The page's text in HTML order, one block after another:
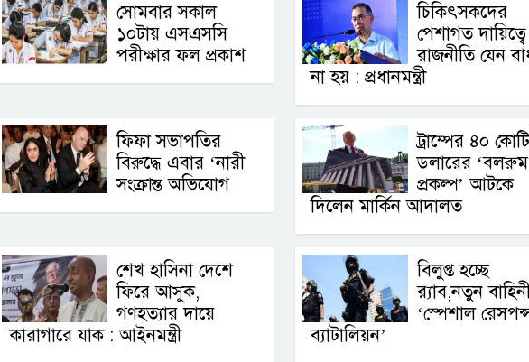
সোমবার সকাল
১০টায় এসএসসি
পরীক্ষার ফল প্রকাশ
চিকিৎসকদের
পেশাগত দায়িত্বে
রাজনীতি যেন
না হয় : প্রধানমন্ত্রী
ফিফা সভাপতির
বিরুদ্ধে এবার ‘নারী
সংক্রান্ত অভিযোগ
ট্রাম্পের ৪০ কোটি
ডলারের ‘বলরুম
প্রকল্প’ আটকে
দিলেন মার্কিন আদালত
শেখ হাসিনা দেশে
ফিরে আসুক,
গণহত্যার দায়ে
কারাগারে যাক : আইনমন্ত্রী
বিলুপ্ত হচ্ছে
র‍্যাব,নতুন
‘স্পেশাল
ব্যাটালিয়ন’